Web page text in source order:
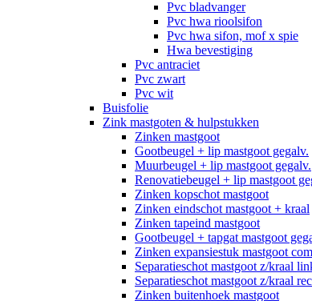
Pvc bladvanger
Pvc hwa rioolsifon
Pvc hwa sifon, mof x spie
Hwa bevestiging
Pvc antraciet
Pvc zwart
Pvc wit
Buisfolie
Zink mastgoten & hulpstukken
Zinken mastgoot
Gootbeugel + lip mastgoot gegalv.
Muurbeugel + lip mastgoot gegalv.
Renovatiebeugel + lip mastgoot
Zinken kopschot mastgoot
Zinken eindschot mastgoot + kraal
Zinken tapeind mastgoot
Gootbeugel + tapgat mastgoot
Zinken expansiestuk mastgoot
Separatieschot mastgoot z/kraal
Separatieschot mastgoot z/kraal
Zinken buitenhoek mastgoot